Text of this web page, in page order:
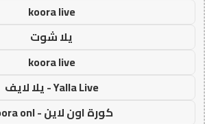
koora live
يلا شوت
koora live
Yalla Live - يلا لايف
كورة اون لاين - koora onl